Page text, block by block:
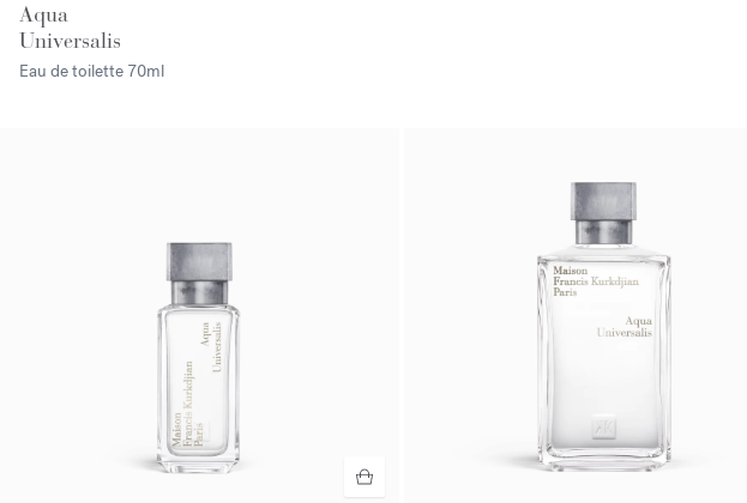
Aqua
Universalis
Eau de toilette 70ml